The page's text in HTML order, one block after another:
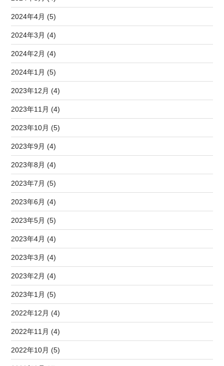
2024年4月 (5)
2024年3月 (4)
2024年2月 (4)
2024年1月 (5)
2023年12月 (4)
2023年11月 (4)
2023年10月 (5)
2023年9月 (4)
2023年8月 (4)
2023年7月 (5)
2023年6月 (4)
2023年5月 (5)
2023年4月 (4)
2023年3月 (4)
2023年2月 (4)
2023年1月 (5)
2022年12月 (4)
2022年11月 (4)
2022年10月 (5)